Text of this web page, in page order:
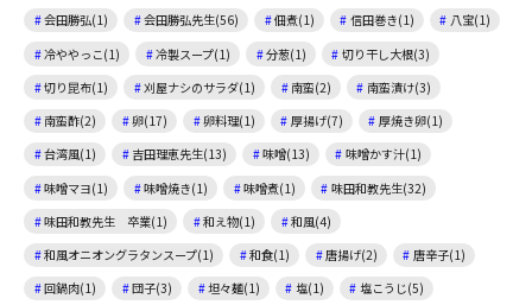
会田勝弘(1)
会田勝弘先生(56) 佃煮(1) 信田巻き(1)
八宝(1)
冷ややっこ(1)
冷製スープ(1) 分葱(1)
切り干し大根(3)
切り昆布(1)
刈屋ナシのサラダ(1) 南蛮(2)
南蛮漬け(3)
南蛮酢(2)
卵(17) 卵料理(1) 厚揚げ(7)
厚焼き卵(1)
台湾風(1)
吉田理恵先生(13) 味噌(13)
味噌かす汁(1)
味噌マヨ(1)
味噌焼き(1) 味噌煮(1)
味田和教先生(32)
味田和教先生 卒業(1)
和え物(1)
和風(4)
和風オニオングラタンスープ(1)
和食(1) 唐揚げ(2)
唐辛子(1)
回鍋肉(1)
団子(3) 坦々麺(1) 塩(1)
塩こうじ(5)